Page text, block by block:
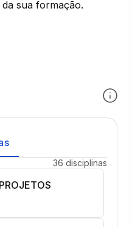
sua formação.
36 disciplinas